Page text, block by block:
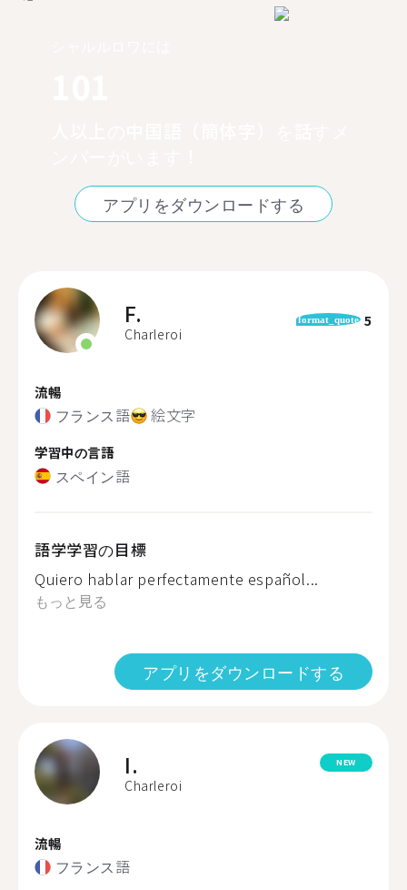
アプリをダウンロードする
F.
Charleroi
format_quote 5
流暢
フランス語 絵文字
学習中の言語
スペイン語
語学学習の目標
Quiero hablar perfectamente español...
もっと見る
アプリをダウンロードする
I.
Charleroi
NEW
流暢
フランス語